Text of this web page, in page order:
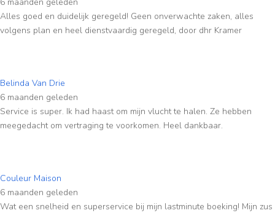
Alles goed en duidelijk geregeld! Geen onverwachte zaken, alles
volgens plan en heel dienstvaardig geregeld, door dhr Kramer
Belinda Van Drie
6 maanden geleden
Service is super. Ik had haast om mijn vlucht te halen. Ze hebben
meegedacht om vertraging te voorkomen. Heel dankbaar.
Couleur Maison
6 maanden geleden
Wat een snelheid en superservice bij mijn lastminute boeking! Mijn zus